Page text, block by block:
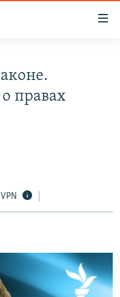
правах